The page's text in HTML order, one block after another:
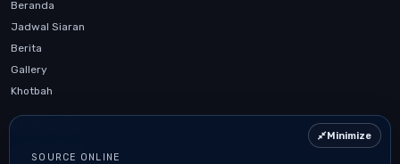
Beranda
Jadwal Siaran
Berita
Gallery
Khotbah
USEFUL LINK
Minimize
SOURCE ONLINE